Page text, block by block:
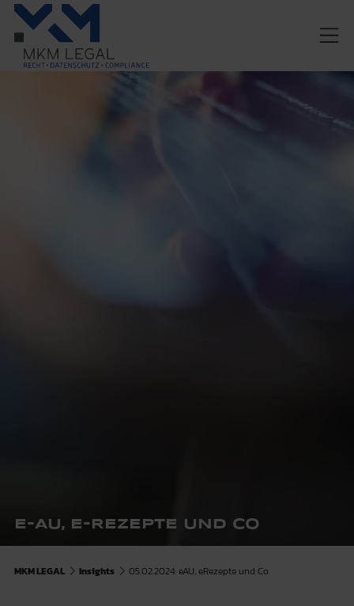
E-AU, E-REZEPTE UND CO
MKM LEGAL Insights 05.02.2024: eAU, eRezepte und Co